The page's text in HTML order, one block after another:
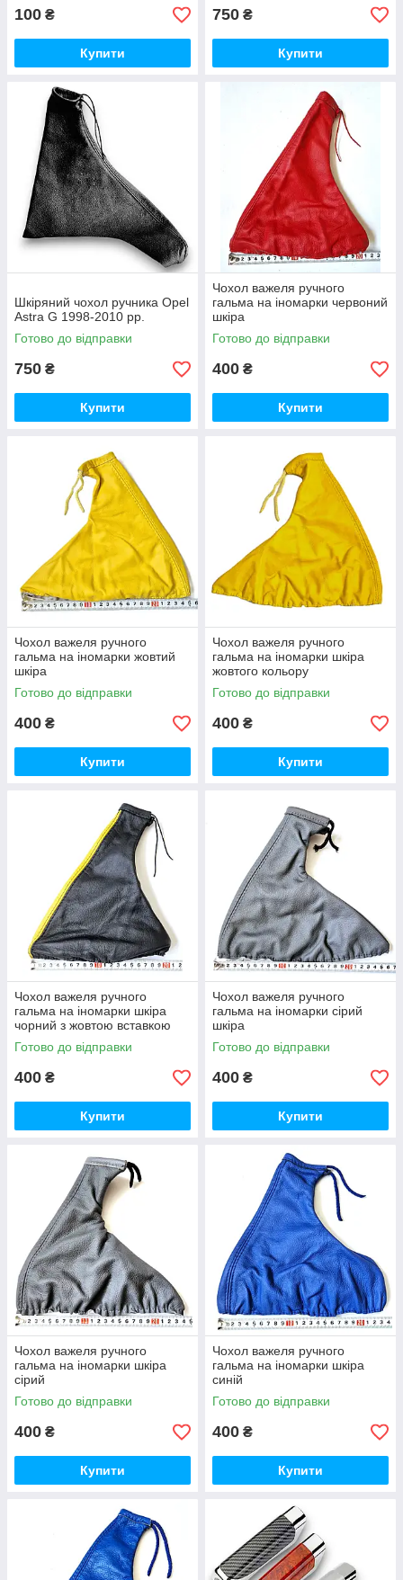
100 ₴
Купити
750 ₴
Купити
Шкіряний чохол ручника Opel
Astra G 1998-2010 рр.
Готово до відправки
750 ₴
Купити
Чохол важеля ручного
гальма на іномарки червоний
шкіра
Готово до відправки
400 ₴
Купити
Чохол важеля ручного
гальма на іномарки жовтий
шкіра
Готово до відправки
400 ₴
Купити
Чохол важеля ручного
гальма на іномарки шкіра
жовтого кольору
Готово до відправки
400 ₴
Купити
Чохол важеля ручного
гальма на іномарки шкіра
чорний з жовтою вставкою
Готово до відправки
400 ₴
Купити
Чохол важеля ручного
гальма на іномарки сірий
шкіра
Готово до відправки
400 ₴
Купити
Чохол важеля ручного
гальма на іномарки шкіра
сірий
Готово до відправки
400 ₴
Купити
Чохол важеля ручного
гальма на іномарки шкіра
синій
Готово до відправки
400 ₴
Купити